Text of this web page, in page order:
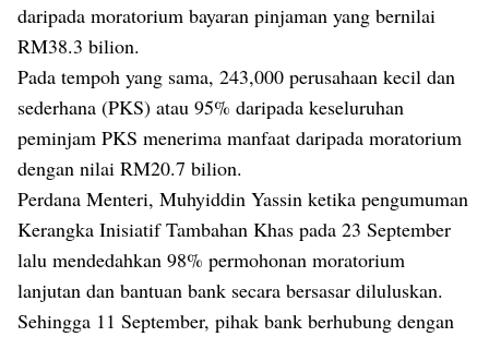
daripada moratorium bayaran pinjaman yang bernilai
RM38.3 bilion.
Pada tempoh yang sama, 243,000 perusahaan kecil dan
sederhana (PKS) atau 95% daripada keseluruhan
peminjam PKS menerima manfaat daripada moratorium
dengan nilai RM20.7 bilion.
Perdana Menteri, Muhyiddin Yassin ketika pengumuman
Kerangka Inisiatif Tambahan Khas pada 23 September
lalu mendedahkan 98% permohonan moratorium
lanjutan dan bantuan bank secara bersasar diluluskan.
Sehingga 11 September, pihak bank berhubung dengan